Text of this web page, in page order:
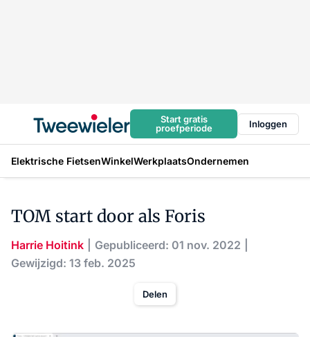
Start gratis
proefperiode
Inloggen
Elektrische FietsenWinkelWerkplaatsOndernemen
TOM start door als Foris
Harrie Hoitink
Gepubliceerd: 01 nov. 2022
Gewijzigd: 13 feb. 2025
Delen